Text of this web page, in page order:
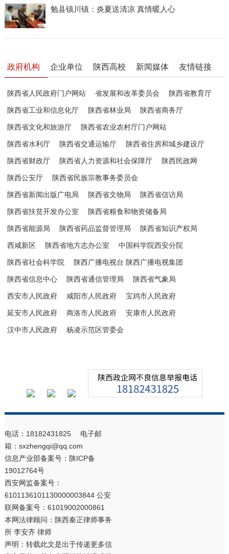
勉县镇川镇：炎夏送清凉 真情暖人心
政府机构 企业单位 陕西高校 新闻媒体 友情链接
陕西省人民政府门户网站 省发展和改革委员会 陕西省教育厅
陕西省工业和信息化厅 陕西省林业局 陕西省商务厅
陕西省文化和旅游厅 陕西省农业农村厅门户网站
陕西省水利厅 陕西省交通运输厅 陕西省住房和城乡建设厅
陕西省财政厅 陕西省人力资源和社会保障厅 陕西民政网
陕西公安厅 陕西省民族宗教事务委员会
陕西省新闻出版广电局 陕西省文物局 陕西省信访局
陕西省扶贫开发办公室 陕西省粮食和物资储备局
陕西省能源局 陕西省药品监督管理局 陕西省知识产权局
西咸新区 陕西省地方志办公室 中国科学院西安分院
陕西省社会科学院 陕西广播电视台 陕西广播电视集团
陕西省信息中心 陕西省通信管理局 陕西省气象局
西安市人民政府 咸阳市人民政府 宝鸡市人民政府
延安市人民政府 商洛市人民政府 安康市人民政府
汉中市人民政府 杨凌示范区管委会
电话：18182431825 电子邮
箱：sxzhengqi@qq.com
信息产业部备案号： 陕ICP备
19012764号
西安网监备案号：
6101136101130000003844 公安
联网备案号：61019002000861
本网法律顾问：陕西秦正律师事务
所 李安齐 律师
声明：转载此文是出于传递更多信